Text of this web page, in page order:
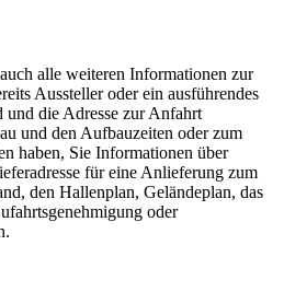
alle weiteren Informationen zur
Aussteller oder ein ausführendes
und die Adresse zur Anfahrt
und den Aufbauzeiten oder zum
haben, Sie Informationen über
für eine Anlieferung zum
den Hallenplan, Geländeplan, das
oder